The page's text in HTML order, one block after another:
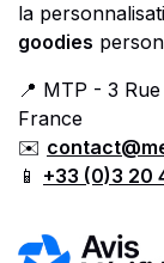
la
goodies
📍 MTP - 3
France
✉️
📱 +33 (0)3 20